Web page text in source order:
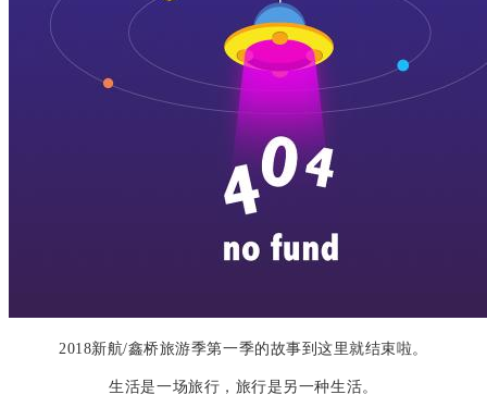
2018新航/鑫桥旅游季第一季的故事到这里就结束啦。
生活是一场旅行，旅行是另一种生活。